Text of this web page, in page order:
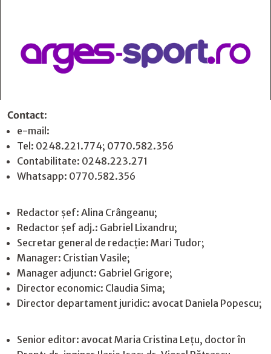
Contact:
e-mail:
Tel: 0248.221.774; 0770.582.356
Contabilitate: 0248.223.271
Whatsapp: 0770.582.356
Redactor șef: Alina Crângeanu;
Redactor șef adj.: Gabriel Lixandru;
Secretar general de redacție: Mari Tudor;
Manager: Cristian Vasile;
Manager adjunct: Gabriel Grigore;
Director economic: Claudia Sima;
Director departament juridic: avocat Daniela Popescu;
Senior editor: avocat Maria Cristina Leţu, doctor în